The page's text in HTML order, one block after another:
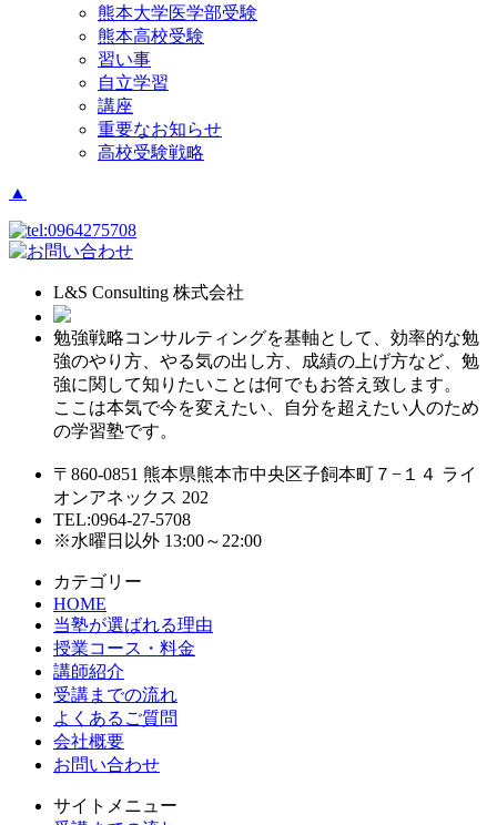
熊本大学医学部受験
熊本高校受験
習い事
自立学習
講座
重要なお知らせ
高校受験戦略
▲
L&S Consulting 株式会社
勉強戦略コンサルティングを基軸として、効率的な勉
強のやり方、やる気の出し方、成績の上げ方など、勉
強に関して知りたいことは何でもお答え致します。
ここは本気で今を変えたい、自分を超えたい人のため
の学習塾です。
〒860-0851 熊本県熊本市中央区子飼本町７−１４ ライ
オンアネックス 202
TEL:0964-27-5708
※水曜日以外 13:00～22:00
カテゴリー
HOME
当塾が選ばれる理由
授業コース・料金
講師紹介
受講までの流れ
よくあるご質問
会社概要
お問い合わせ
サイトメニュー